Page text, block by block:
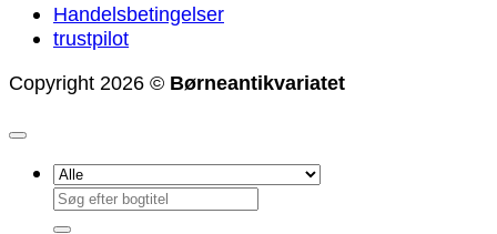
Handelsbetingelser
trustpilot
Copyright 2026 © Børneantikvariatet
Søg